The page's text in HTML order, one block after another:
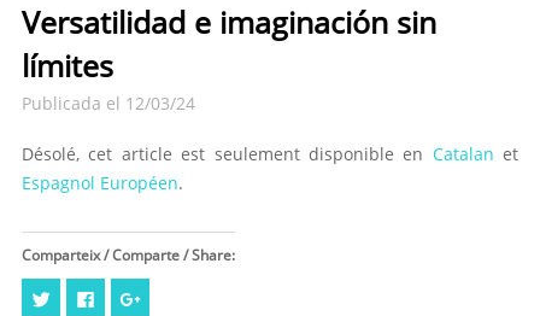
Versatilidad e imaginación sin
límites
Publicada el 12/03/24
Désolé, cet article est seulement disponible en Catalan et
Espagnol Européen.
Comparteix / Comparte / Share:
Cliquez
pour
Cliquez
pour